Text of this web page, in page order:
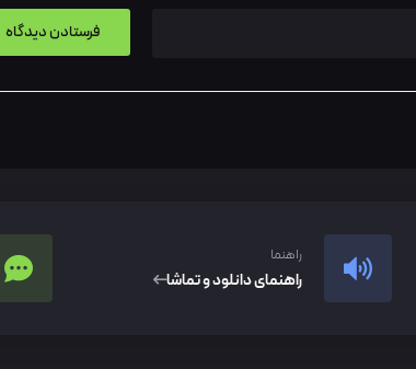
راهنما
راهنمای دانلود و تماشا